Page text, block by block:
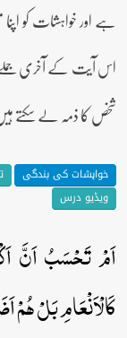
ہے اور خواہشات کو
اس آیت کے آخری
شخص کا ذمہ لے سکتے
خواہشات کی بندگی
ویڈیو درس
اَمۡ تَحۡسَبُ اَنَّ
کَالۡاَنۡعَامِ بَلۡ ہُمۡ